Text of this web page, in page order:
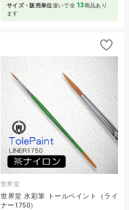
サイズ・販売単位違いで全 13商品あり
ます
世界堂
世界堂 水彩筆 トールペイント（ライ
ナー1750）